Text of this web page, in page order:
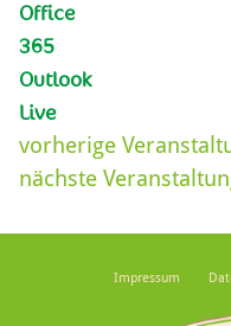
Office
365
Outlook
Live
vorherige
nächste
Impressum